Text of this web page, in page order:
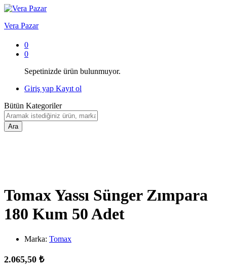
Vera Pazar
0
0
Sepetinizde ürün bulunmuyor.
Giriş yap Kayıt ol
Bütün Kategoriler
Ara
Tomax Yassı Sünger Zımpara
180 Kum 50 Adet
Marka: Tomax
2.065,50 ₺